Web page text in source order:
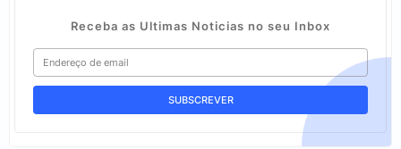
Receba as Ultimas Noticias no seu Inbox